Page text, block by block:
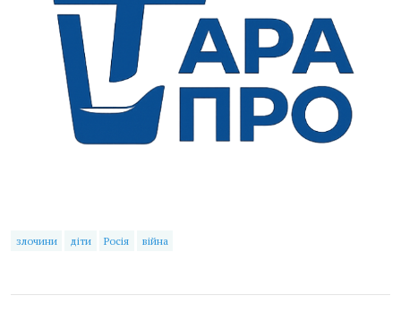
злочини діти Росія війна